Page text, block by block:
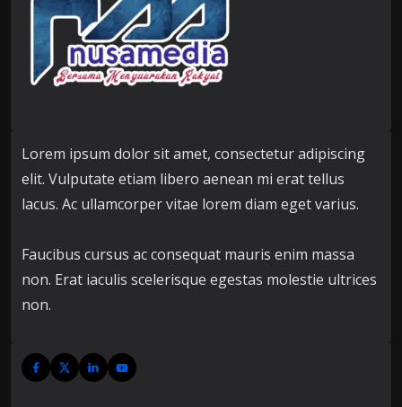
Lorem ipsum dolor sit amet, consectetur adipiscing
elit. Vulputate etiam libero aenean mi erat tellus
lacus. Ac ullamcorper vitae lorem diam eget varius.
Faucibus cursus ac consequat mauris enim massa
non. Erat iaculis scelerisque egestas molestie ultrices
non.